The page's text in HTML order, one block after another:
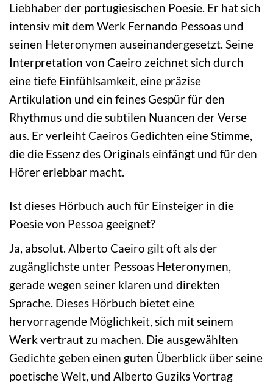
Liebhaber der portugiesischen Poesie. Er hat sich
intensiv mit dem Werk Fernando Pessoas und
seinen Heteronymen auseinandergesetzt. Seine
Interpretation von Caeiro zeichnet sich durch
eine tiefe Einfühlsamkeit, eine präzise
Artikulation und ein feines Gespür für den
Rhythmus und die subtilen Nuancen der Verse
aus. Er verleiht Caeiros Gedichten eine Stimme,
die die Essenz des Originals einfängt und für den
Hörer erlebbar macht.
Ist dieses Hörbuch auch für Einsteiger in die
Poesie von Pessoa geeignet?
Ja, absolut. Alberto Caeiro gilt oft als der
zugänglichste unter Pessoas Heteronymen,
gerade wegen seiner klaren und direkten
Sprache. Dieses Hörbuch bietet eine
hervorragende Möglichkeit, sich mit seinem
Werk vertraut zu machen. Die ausgewählten
Gedichte geben einen guten Überblick über seine
poetische Welt, und Alberto Guziks Vortrag